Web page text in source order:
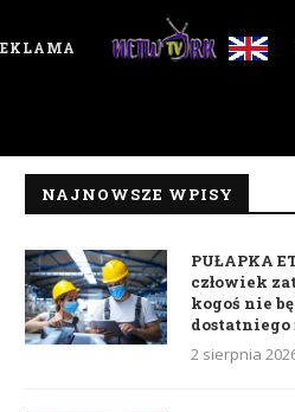
NAJNOWSZE WPISY
PUŁAPKA
człowiek
kogoś nie
dostatniego
2 sierpnia